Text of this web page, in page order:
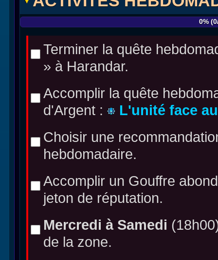
Terminer la quête
» à Harandar.
Accomplir la quête
d'Argent :
L'unité face
Choisir une
hebdomadaire.
Accomplir un Gouffre
jeton de réputation.
Mercredi à Samedi
de la zone.